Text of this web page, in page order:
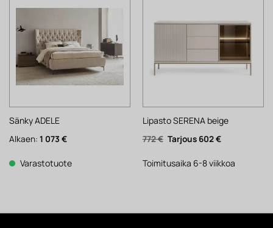
Sänky ADELE
Alkaen: 1 073 €
Varastotuote
Lipasto SERENA beige
772€ Alkuperäinen
hinta
772 €.
602€Nykyinen
602 €.
Toimitusaika 6-8 viikkoa